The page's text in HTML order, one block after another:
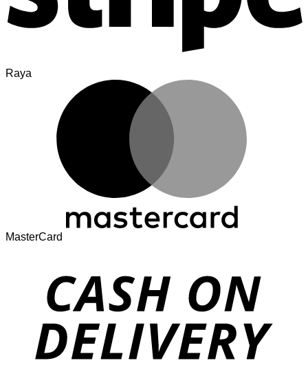
Raya
MasterCard